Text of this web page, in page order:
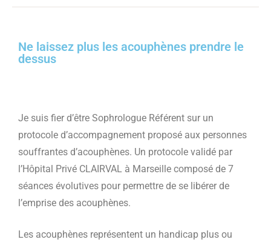
Ne laissez plus les acouphènes prendre le
dessus
Je suis fier d’être Sophrologue Référent sur un
protocole d’accompagnement proposé aux personnes
souffrantes d’acouphènes. Un protocole validé par
l’Hôpital Privé CLAIRVAL à Marseille composé de 7
séances évolutives pour permettre de se libérer de
l’emprise des acouphènes.
Les acouphènes représentent un handicap plus ou